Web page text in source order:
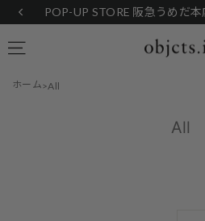
content
POP-UP STORE 阪急うめだ
ホーム All
All